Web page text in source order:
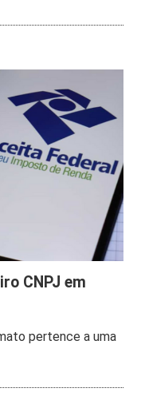
CNPJ em
pertence a uma